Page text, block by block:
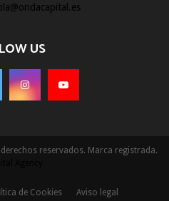
US
reservados. Marca registrada.
de Cookies Aviso legal